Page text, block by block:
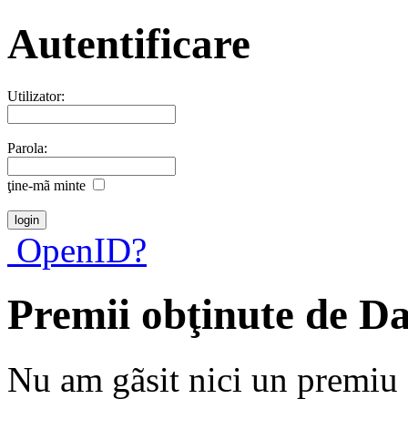
Autentificare
Utilizator:
Parola:
ţine-mã minte
OpenID?
Premii obţinute de
Nu am gãsit nici un premiu